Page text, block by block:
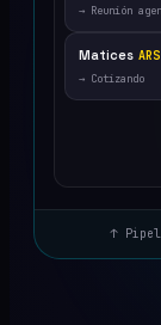
→ Reunión
Matices
→ Cotizando
↑